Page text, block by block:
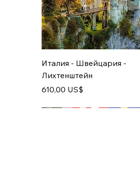
Италия - Швейцария -
Лихтенштейн
Цена
610,00 US$